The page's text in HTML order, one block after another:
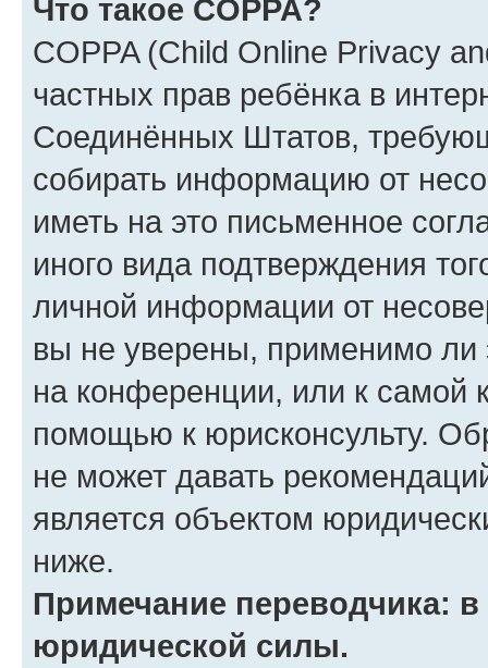
Что такое COPPA?
COPPA (Child Online Privacy
частных прав ребёнка в
Соединённых Штатов,
собирать информацию от
иметь на это письменное
иного вида подтверждения
личной информации от
вы не уверены, применимо ли
на конференции, или к самой
помощью к юрисконсульту.
не может давать
является объектом
ниже.
Примечание переводчика:
юридической силы.